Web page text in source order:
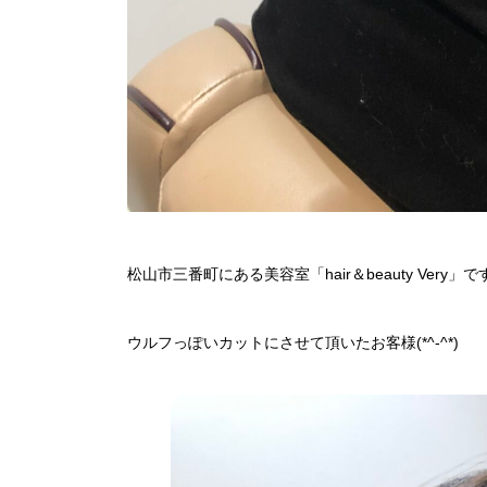
松山市三番町にある美容室「hair＆beauty Very」で
ウルフっぽいカットにさせて頂いたお客様(*^-^*)